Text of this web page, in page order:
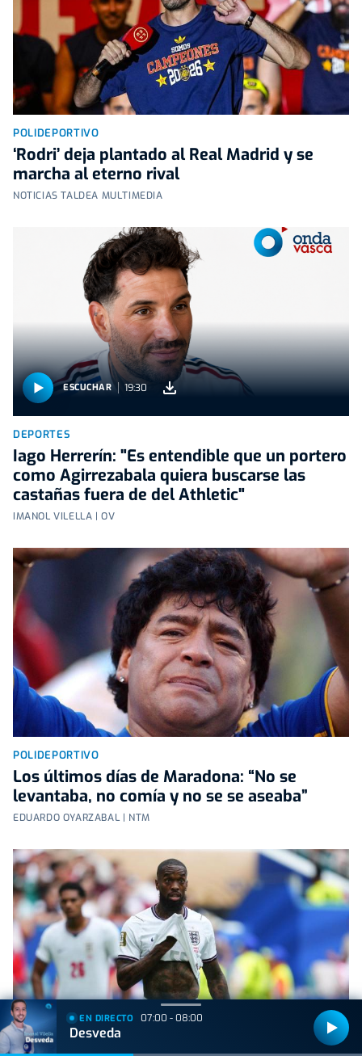
POLIDEPORTIVO
‘Rodri’ deja plantado al Real Madrid y se
marcha al eterno rival
NOTICIAS TALDEA MULTIMEDIA
ESCUCHAR 19:30
DEPORTES
Iago Herrerín: "Es entendible que un portero
como Agirrezabala quiera buscarse las
castañas fuera de del Athletic"
IMANOL VILELLA | OV
POLIDEPORTIVO
Los últimos días de Maradona: “No se
levantaba, no comía y no se se aseaba”
EDUARDO OYARZABAL | NTM
EN DIRECTO 07:00 - 08:00
Desveda